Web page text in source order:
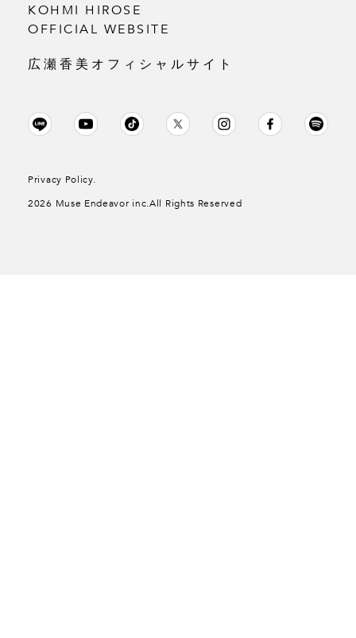
KOHMI HIROSE
OFFICIAL WEBSITE
広瀬香美オフィシャルサイト
Privacy Policy.
2026 Muse Endeavor inc.All Rights Reserved